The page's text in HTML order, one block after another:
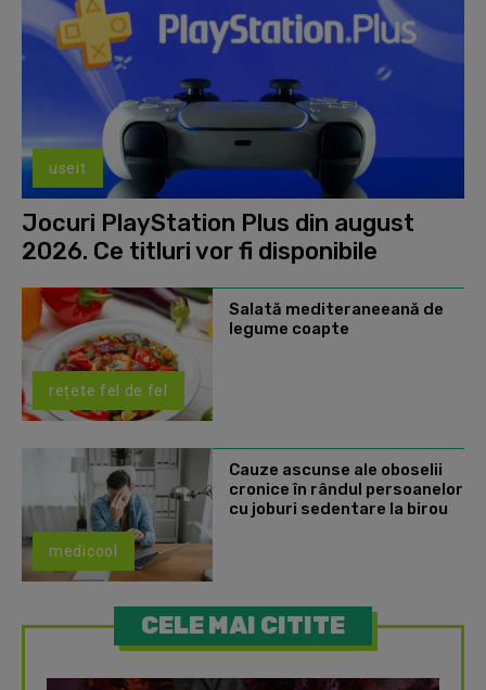
useit
Jocuri PlayStation Plus din august
2026. Ce titluri vor fi disponibile
rețete fel de fel
Salată mediteraneeană de
legume coapte
medicool
Cauze ascunse ale oboselii
cronice în rândul persoanelor
cu joburi sedentare la birou
CELE MAI CITITE